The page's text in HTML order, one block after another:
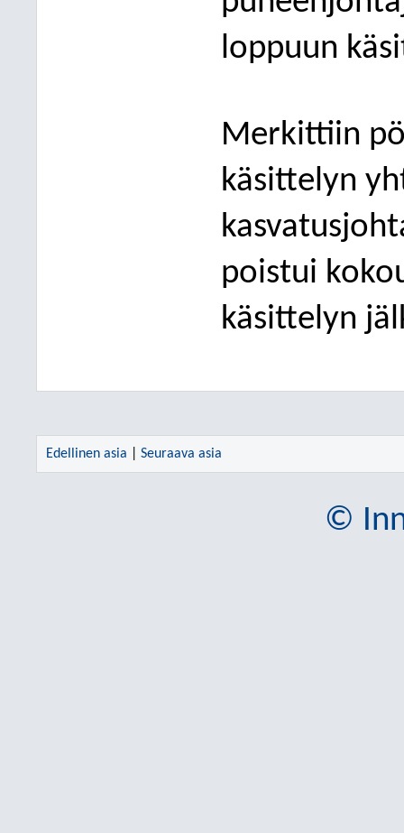
loppuun
Merkittiin
käsittelyn
poistui
käsittelyn
Edellinen asia Seuraava asia
©